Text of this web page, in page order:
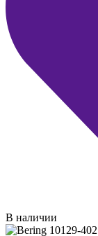
В наличии